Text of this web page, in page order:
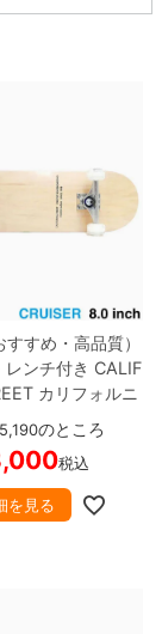
すすめ・高品質）
ンチ付き CALIF
カリフォルニ
ード完成品 SIMP
8.0（クル
ートボード スケ
ボー
のところ
税込
を見る